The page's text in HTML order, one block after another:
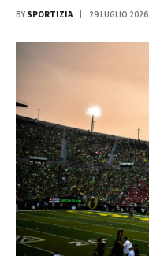
BY SPORTIZIA 29 LUGLIO 2026